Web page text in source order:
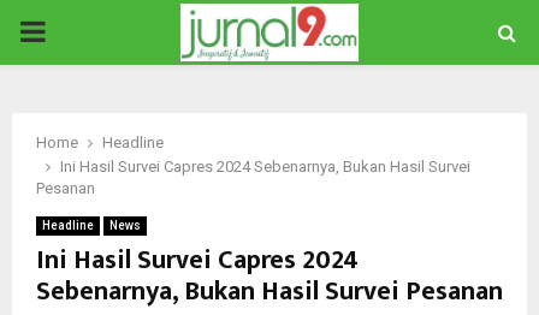
PRIMARY
Home
Headline
Ini Hasil Survei Capres 2024 Sebenarnya, Bukan Hasil Survei
Pesanan
Headline News
Ini Hasil Survei Capres 2024
Sebenarnya, Bukan Hasil Survei Pesanan